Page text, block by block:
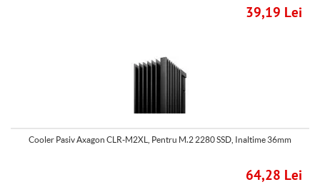
39,19 Lei
Cooler Pasiv Axagon CLR-M2XL, Pentru M.2 2280 SSD, Inaltime 36mm
64,28 Lei